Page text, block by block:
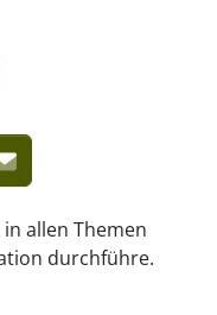
allen Themen
durchführe.